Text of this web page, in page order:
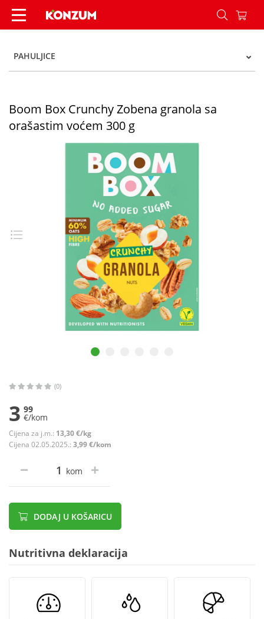
Boom box muesli gran oraš plod 300g - Konzum
PAHULJICE
Boom Box Crunchy Zobena granola sa
orašastim voćem 300 g
(0)
3 99
€/kom
Cijena za j.m.: 13,30 €/kg
Cijena 02.05.2025.: 3,99 €/kom
kom
DODAJ U KOŠARICU
Nutritivna deklaracija